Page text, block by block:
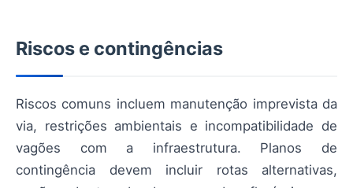
Riscos e contingências
Riscos comuns incluem manutenção imprevista da
via, restrições ambientais e incompatibilidade de
vagões com a infraestrutura. Planos de
contingência devem incluir rotas alternativas,